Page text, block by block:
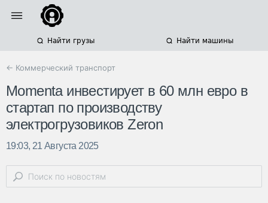
Найти грузы Найти машины
← Коммерческий транспорт
Momenta инвестирует в 60 млн евро в
стартап по производству
электрогрузовиков Zeron
19:03, 21 Августа 2025